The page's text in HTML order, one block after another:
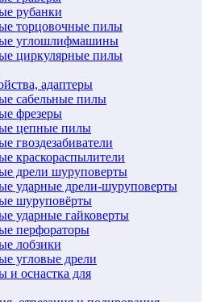
рубанки
торцовочные пилы
углошлифмашины
циркулярные пилы
адаптеры
сабельные пилы
фрезеры
цепные пилы
гвоздезабиватели
краскораспылители
дрели шуруповерты
ударные дрели-шуруповерты
шуруповёрты
ударные гайковерты
перфораторы
лобзики
угловые дрели
и оснастка для